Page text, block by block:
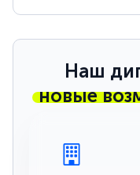
Наш
новые